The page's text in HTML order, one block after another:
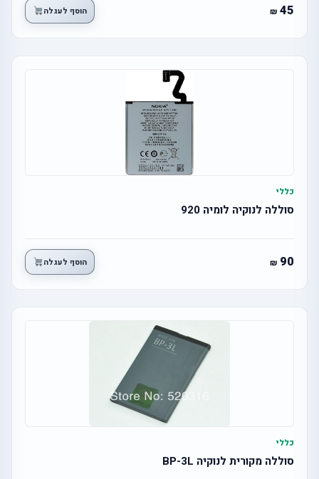
45 הוסף לעגלה
כללי
סוללה לנוקיה לומיה 920
90 הוסף לעגלה
כללי
סוללה מקורית לנוקיה BP-3L